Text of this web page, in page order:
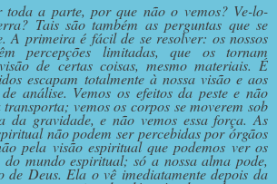
a parte, por que não o vemos? Ve-lo-
Tais são também as perguntas que se
A primeira é fácil de se resolver: os nossos
percepções limitadas, que os tornam
de certas coisas, mesmo materiais. É
escapam totalmente à nossa visão e aos
análise. Vemos os efeitos da peste e não
vemos os corpos se moverem sob
da gravidade, e não vemos essa força. As
não podem ser percebidas por órgãos
pela visão espiritual que podemos ver os
mundo espiritual; só a nossa alma pode,
de Deus. Ela o vê imediatamente depois da